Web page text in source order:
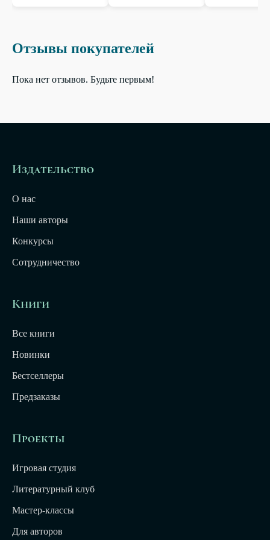
Отзывы покупателей
Пока нет отзывов. Будьте первым!
Издательство
О нас
Наши авторы
Конкурсы
Сотрудничество
Книги
Все книги
Новинки
Бестселлеры
Предзаказы
Проекты
Игровая студия
Литературный клуб
Мастер-классы
Для авторов